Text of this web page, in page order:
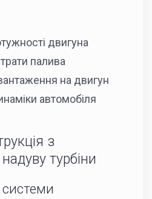
двигуна
палива
на двигун
автомобіля
з
турбіни
системи